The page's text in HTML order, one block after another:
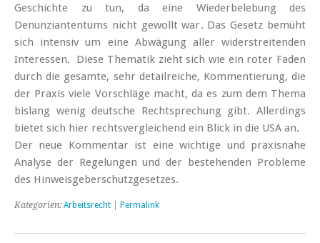
Geschichte zu tun, da eine Wiederbelebung des
Denunziantentums nicht gewollt war. Das Gesetz bemüht
sich intensiv um eine Abwägung aller widerstreitenden
Interessen. Diese Thematik zieht sich wie ein roter Faden
durch die gesamte, sehr detailreiche, Kommentierung, die
der Praxis viele Vorschläge macht, da es zum dem Thema
bislang wenig deutsche Rechtsprechung gibt. Allerdings
bietet sich hier rechtsvergleichend ein Blick in die USA an.
Der neue Kommentar ist eine wichtige und praxisnahe
Analyse der Regelungen und der bestehenden Probleme
des Hinweisgeberschutzgesetzes.
Kategorien: Arbeitsrecht Permalink